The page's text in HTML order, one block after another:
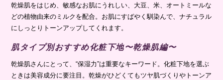
乾燥肌をはじめ、敏感なお肌にうれしい、大豆、米、オートミールな
どの植物由来のミルクを配合。お肌にすばやく馴染んで、ナチュラル
にしっとりトーンアップしてくれます。
肌タイプ別おすすめ化粧下地〜乾燥肌編〜
乾燥肌さんにとって、“保湿力”は重要なキーワード。化粧下地を選ぶ
ときは美容成分に要注目。乾燥がひどくてもツヤ肌づくりやトーンア